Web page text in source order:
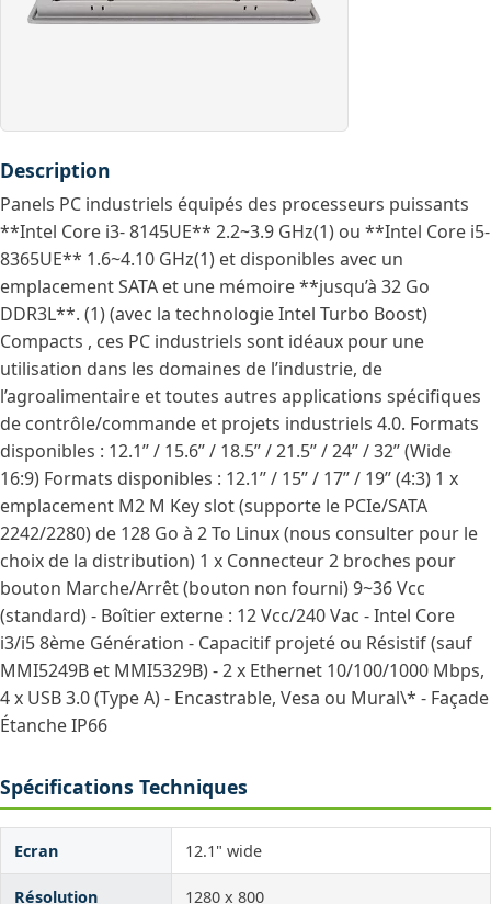
Description
Panels PC industriels équipés des processeurs puissants
**Intel Core i3- 8145UE** 2.2~3.9 GHz(1) ou **Intel Core i5-
8365UE** 1.6~4.10 GHz(1) et disponibles avec un
emplacement SATA et une mémoire **jusqu’à 32 Go
DDR3L**. (1) (avec la technologie Intel Turbo Boost)
Compacts , ces PC industriels sont idéaux pour une
utilisation dans les domaines de l’industrie, de
l’agroalimentaire et toutes autres applications spécifiques
de contrôle/commande et projets industriels 4.0. Formats
disponibles : 12.1’’ / 15.6’’ / 18.5’’ / 21.5’’ / 24’’ / 32’’ (Wide
16:9) Formats disponibles : 12.1’’ / 15’’ / 17’’ / 19’’ (4:3) 1 x
emplacement M2 M Key slot (supporte le PCIe/SATA
2242/2280) de 128 Go à 2 To Linux (nous consulter pour le
choix de la distribution) 1 x Connecteur 2 broches pour
bouton Marche/Arrêt (bouton non fourni) 9~36 Vcc
(standard) - Boîtier externe : 12 Vcc/240 Vac - Intel Core
i3/i5 8ème Génération - Capacitif projeté ou Résistif (sauf
MMI5249B et MMI5329B) - 2 x Ethernet 10/100/1000 Mbps,
4 x USB 3.0 (Type A) - Encastrable, Vesa ou Mural\* - Façade
Étanche IP66
Spécifications Techniques
Ecran 12.1" wide
Résolution 1280 x 800